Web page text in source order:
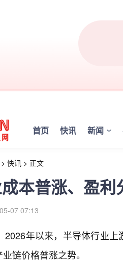
首页 快讯 新闻
> 快讯 > 正文
本普涨、盈利
07 07:13
2026年以来，半导体行业
链价格普涨之势。